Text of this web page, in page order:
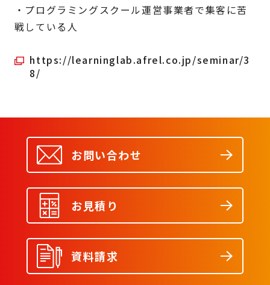
・プログラミングスクール運営事業者で集客に苦
戦している人
https://learninglab.afrel.co.jp/seminar/3
8/
お問い合わせ
お見積り
資料請求